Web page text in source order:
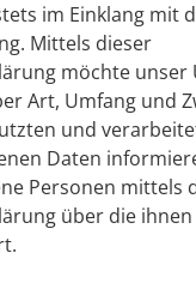
im Einklang mit
Mittels dieser
möchte
Art, Umfang und
und
Daten
Personen mittels
über die